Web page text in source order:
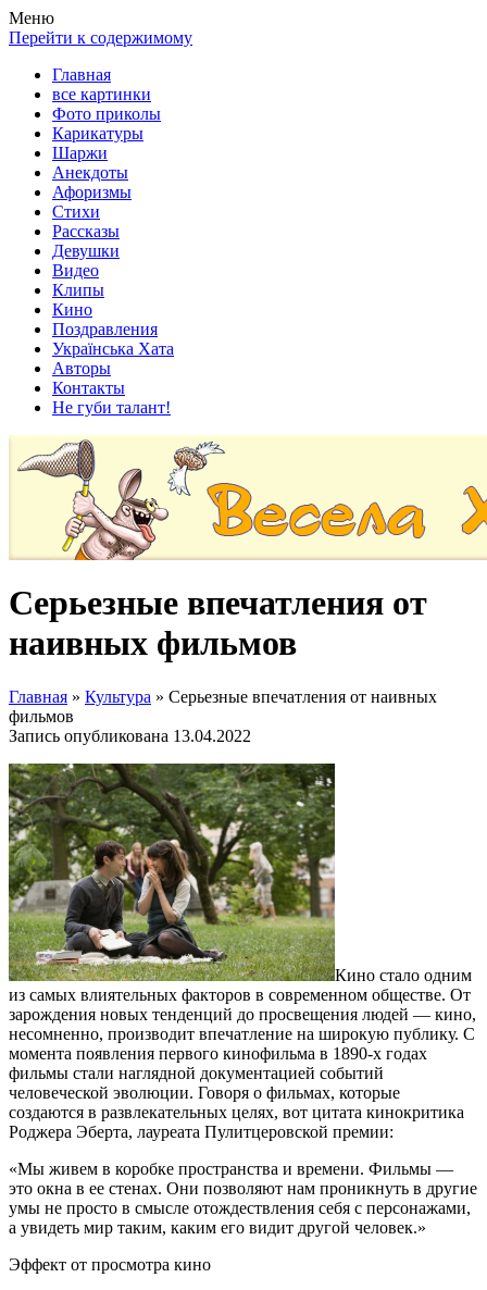
Весела хата — прикольные картинки, смешные истории,
клипы!
Покажем всем ваши фото приколы, карикатуры, шаржи, стихи,
рассказы, видео и песни!
Меню
Перейти к содержимому
Главная
все картинки
Фото приколы
Карикатуры
Шаржи
Анекдоты
Афоризмы
Стихи
Рассказы
Девушки
Видео
Клипы
Кино
Поздравления
Українська Хата
Авторы
Контакты
Не губи талант!
Серьезные впечатления от
наивных фильмов
Главная » Культура » Серьезные впечатления от наивных
фильмов
Запись опубликована 13.04.2022
Кино стало одним
из самых влиятельных факторов в современном обществе. От
зарождения новых тенденций до просвещения людей — кино,
несомненно, производит впечатление на широкую публику. С
момента появления первого кинофильма в 1890-х годах
фильмы стали наглядной документацией событий
человеческой эволюции. Говоря о фильмах, которые
создаются в развлекательных целях, вот цитата кинокритика
Роджера Эберта, лауреата Пулитцеровской премии:
«Мы живем в коробке пространства и времени. Фильмы —
это окна в ее стенах. Они позволяют нам проникнуть в другие
умы не просто в смысле отождествления себя с персонажами,
а увидеть мир таким, каким его видит другой человек.»
Эффект от просмотра кино